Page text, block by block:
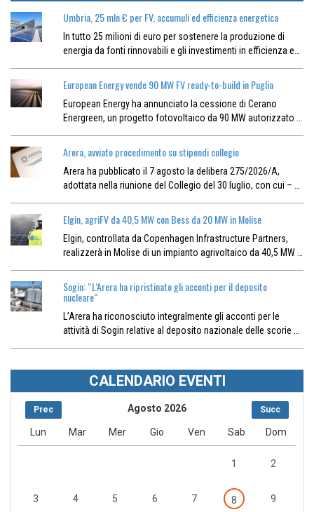
Umbria, 25 mln € per FV, accumuli ed efficienza energetica
In tutto 25 milioni di euro per sostenere la produzione di
energia da fonti rinnovabili e gli investimenti in efficienza e…
European Energy vende 90 MW FV ready-to-build in Puglia
European Energy ha annunciato la cessione di Cerano
Energreen, un progetto fotovoltaico da 90 MW autorizzato …
Arera, avviato procedimento su stipendi collegio
Arera ha pubblicato il 7 agosto la delibera 275/2026/A,
adottata nella riunione del Collegio del 30 luglio, con cui – …
Elgin, agriFV da 40,5 MW con Bess da 20 MW in Molise
Elgin, controllata da Copenhagen Infrastructure Partners,
realizzerà in Molise di un impianto agrivoltaico da 40,5 MW …
Sogin: “L’Arera ha ripristinato gli acconti per il deposito
nucleare“
L’Arera ha riconosciuto integralmente gli acconti per le
attività di Sogin relative al deposito nazionale delle scorie …
CALENDARIO EVENTI
Prec Succ
Agosto 2026
Lun Mar Mer Gio Ven Sab Dom
1 2
3 4 5 6 7 8 9